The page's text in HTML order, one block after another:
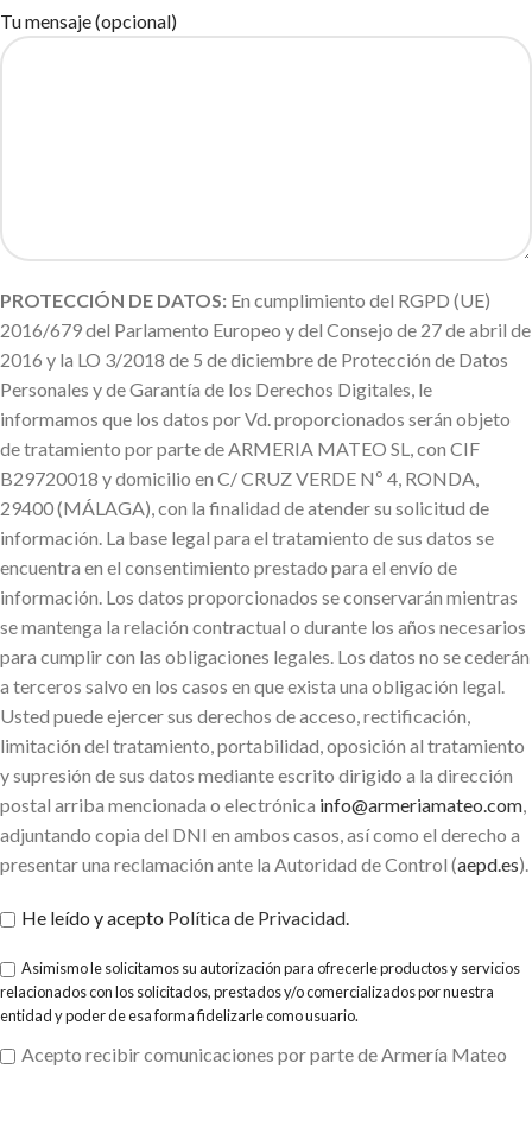
Tu mensaje (opcional)
PROTECCIÓN DE DATOS: En cumplimiento del RGPD (UE)
2016/679 del Parlamento Europeo y del Consejo de 27 de abril de
2016 y la LO 3/2018 de 5 de diciembre de Protección de Datos
Personales y de Garantía de los Derechos Digitales, le
informamos que los datos por Vd. proporcionados serán objeto
de tratamiento por parte de ARMERIA MATEO SL, con CIF
B29720018 y domicilio en C/ CRUZ VERDE Nº 4, RONDA,
29400 (MÁLAGA), con la finalidad de atender su solicitud de
información. La base legal para el tratamiento de sus datos se
encuentra en el consentimiento prestado para el envío de
información. Los datos proporcionados se conservarán mientras
se mantenga la relación contractual o durante los años necesarios
para cumplir con las obligaciones legales. Los datos no se cederán
a terceros salvo en los casos en que exista una obligación legal.
Usted puede ejercer sus derechos de acceso, rectificación,
limitación del tratamiento, portabilidad, oposición al tratamiento
y supresión de sus datos mediante escrito dirigido a la dirección
postal arriba mencionada o electrónica info@armeriamateo.com
adjuntando copia del DNI en ambos casos, así como el derecho a
presentar una reclamación ante la Autoridad de Control (aepd.es).
He leído y acepto Política de Privacidad
Asimismo le solicitamos su autorización para ofrecerle productos y servicios
relacionados con los solicitados, prestados y/o comercializados por nuestra
entidad y poder de esa forma fidelizarle como usuario.
Acepto recibir comunicaciones por parte de Armería Mateo